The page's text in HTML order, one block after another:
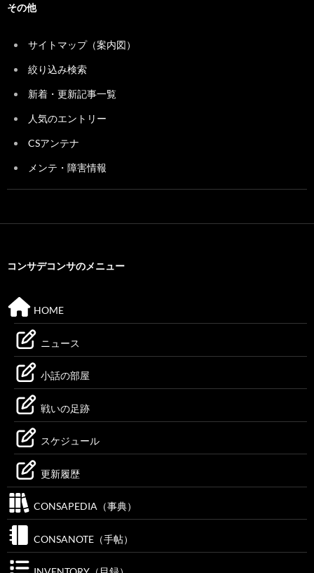
その他
サイトマップ（案内図）
絞り込み検索
新着・更新記事一覧
人気のエントリー
CSアンテナ
メンテ・障害情報
コンサデコンサのメニュー
HOME
ニュース
小話の部屋
戦いの足跡
スケジュール
更新履歴
CONSAPEDIA（事典）
CONSANOTE（手帖）